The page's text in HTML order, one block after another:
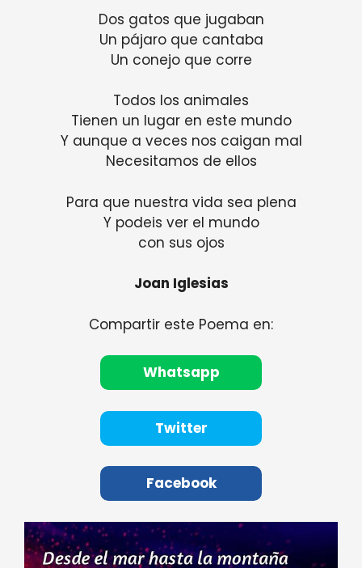
Dos gatos que jugaban
Un pájaro que cantaba
Un conejo que corre
Todos los animales
Tienen un lugar en este mundo
Y aunque a veces nos caigan mal
Necesitamos de ellos
Para que nuestra vida sea plena
Y podeis ver el mundo
con sus ojos
Joan Iglesias
Compartir este Poema en:
Whatsapp
Twitter
Facebook